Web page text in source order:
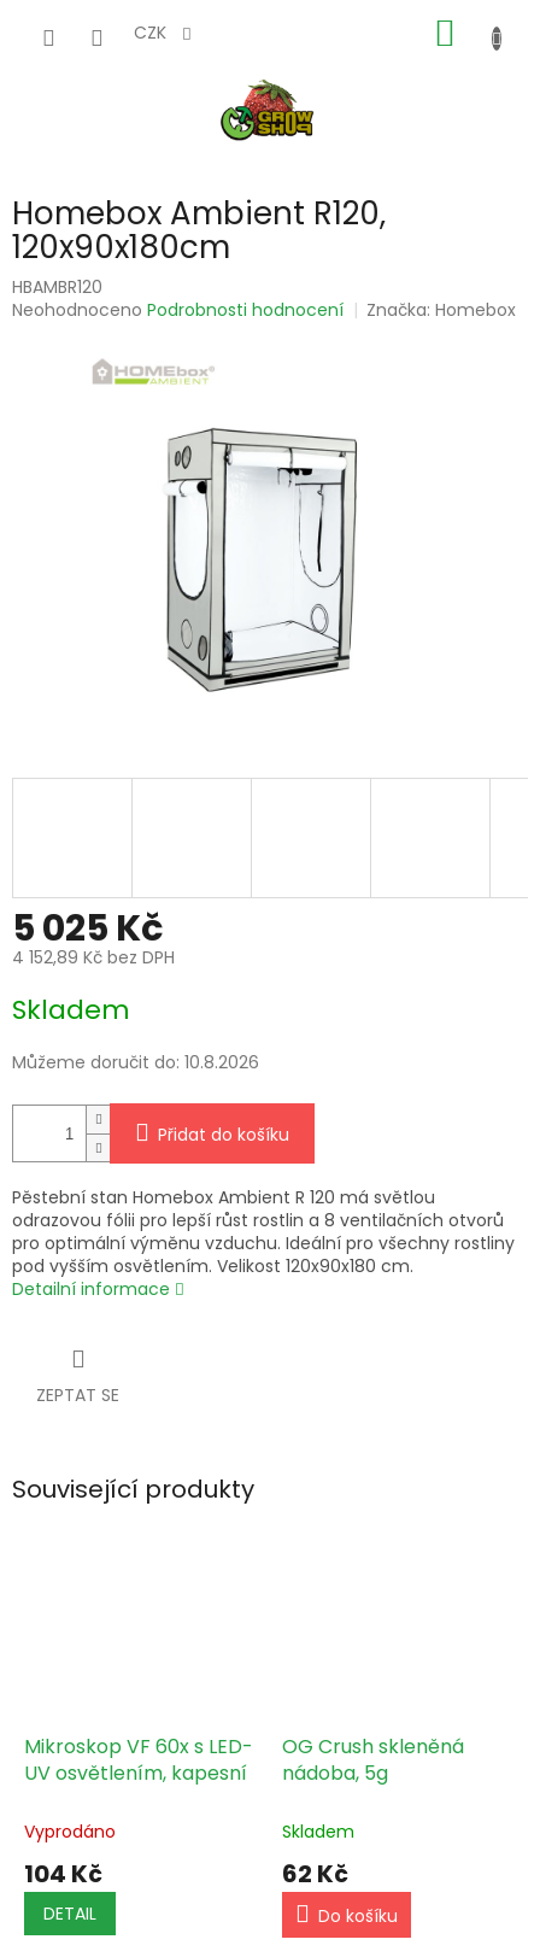
CZK
KOŠÍK
Homebox Ambient R120,
120x90x180cm
HBAMBR120
Průměrné
Neohodnoceno Podrobnosti hodnocení Značka:Homebox
5 025 Kč
4 152,89 Kč bez DPH
cena:
Skladem
Můžeme doručit do: 10.8.2026
Přidat do košíku
Pěstební stan Homebox Ambient R 120 má světlou
odrazovou fólii pro lepší růst rostlin a 8 ventilačních otvorů
pro optimální výměnu vzduchu. Ideální pro všechny rostliny
pod vyšším osvětlením. Velikost 120x90x180 cm.
Detailní informace
ZEPTAT SE
Související produkty
Mikroskop VF 60x s LED-
UV osvětlením, kapesní
Vyprodáno
104 Kč
DETAIL
OG Crush skleněná
nádoba, 5g
Skladem
62 Kč
Do košíku